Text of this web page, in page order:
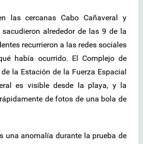
las cercanas Cabo Cañaveral y
sacudieron alrededor de las 9 de la
recurrieron a las redes sociales
había ocurrido. El Complejo de
la Estación de la Fuerza Espacial
es visible desde la playa, y la
de fotos de una bola de
una anomalía durante la prueba de